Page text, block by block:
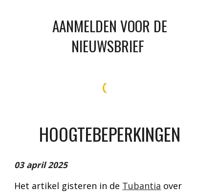
AANMELDEN VOOR DE
NIEUWSBRIEF
HOOGTEBEPERKINGEN
03 april 2025
Het artikel gisteren in de Tubantia over